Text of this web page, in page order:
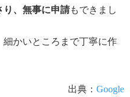
り、無事に申請もできまし
かいところまで丁寧に作
出典： Google